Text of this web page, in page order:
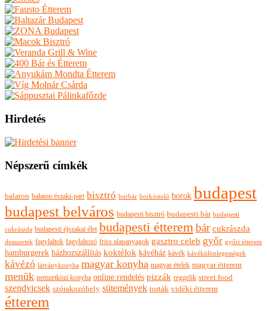
Hirdetés
Népszerű címkék
balaton balaton északi-part bisztró borbár borkóstoló borok budapest
budapest belváros budapesti bisztró budapesti bár budapesti
cukrászda budapesti éjszakai élet budapesti étterembár cukrászda
desszertek fagylaltok fagylaltozó friss alapanyagok gasztro celeb győr győri étterem
hamburgerek házhozszállítás koktélok kávéház kávék kávékülönlegességek
kávézó látványkonyha magyar konyha magyar ételek magyar étterem
menük nemzetközi konyha online rendelés pizzák reggelik street food
szendvicsek szórakozóhely sütemények torták vidéki étterem
étterem